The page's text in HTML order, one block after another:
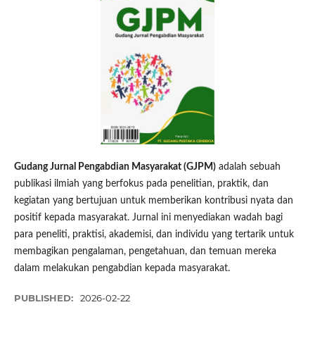
Gudang Jurnal Pengabdian Masyarakat (GJPM)adalah sebuah
publikasi ilmiah yang berfokus pada penelitian, praktik, dan
kegiatan yang bertujuan untuk memberikan kontribusi nyata dan
positif kepada masyarakat. Jurnal ini menyediakan wadah bagi
para peneliti, praktisi, akademisi, dan individu yang tertarik untuk
membagikan pengalaman, pengetahuan, dan temuan mereka
dalam melakukan pengabdian kepada masyarakat.
PUBLISHED: 2026-02-22